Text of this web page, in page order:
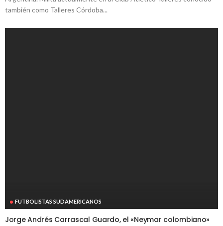
también como Talleres Córdoba...
FUTBOLISTAS SUDAMERICANOS
Jorge Andrés Carrascal Guardo, el «Neymar colombiano»